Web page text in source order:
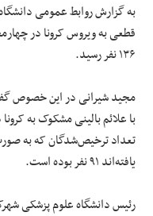
به گزارش روابط عمومی
قطعی به ویروس کرونا در
۱۳۶ نفر رسید.
با علائم بالینی مشکوک به
تعداد ترخیص‌شدگان که به
یافته‌اند ۹۱ نفر بوده است.
رئیس دانشگاه علوم پزشکی